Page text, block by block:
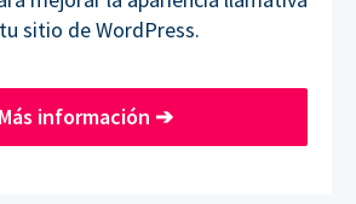
sitio de WordPress.
Más información ➔